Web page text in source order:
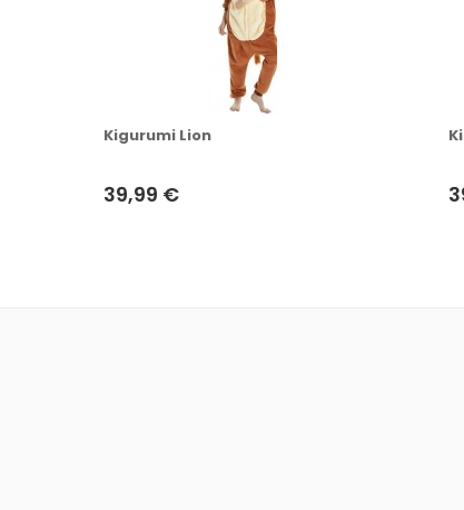
Kigurumi Lion
39,99 €